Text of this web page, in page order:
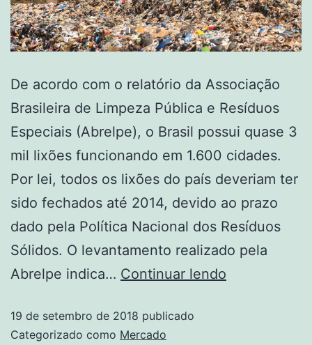
De acordo com o relatório da Associação
Brasileira de Limpeza Pública e Resíduos
Especiais (Abrelpe), o Brasil possui quase 3
mil lixões funcionando em 1.600 cidades.
Por lei, todos os lixões do país deveriam ter
sido fechados até 2014, devido ao prazo
dado pela Política Nacional dos Resíduos
Sólidos. O levantamento realizado pela
Abrelpe indica… Continuar lendo
19 de setembro de 2018 publicado
Categorizado como Mercado